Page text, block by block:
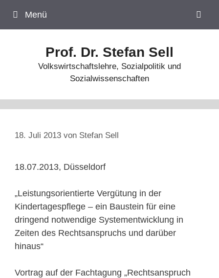
Inhalt
springen
Menü
Prof. Dr. Stefan Sell
Volkswirtschaftslehre, Sozialpolitik und
Sozialwissenschaften
18. Juli 2013 von Stefan Sell
18.07.2013, Düsseldorf
„Leistungsorientierte Vergütung in der
Kindertagespflege – ein Baustein für eine
dringend notwendige Systementwicklung in
Zeiten des Rechtsanspruchs und darüber
hinaus“
Vortrag auf der Fachtagung „Rechtsanspruch